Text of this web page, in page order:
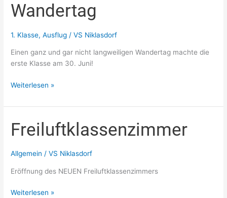
Wandertag
1. Klasse,Ausflug /VS Niklasdorf
Einen ganz und gar nicht langweiligen Wandertag machte die
erste Klasse am 30. Juni!
Wandertag
Weiterlesen »
Freiluftklassenzimmer
Allgemein /VS Niklasdorf
Eröffnung des NEUEN Freiluftklassenzimmers
Freiluftklassenzimmer
Weiterlesen »